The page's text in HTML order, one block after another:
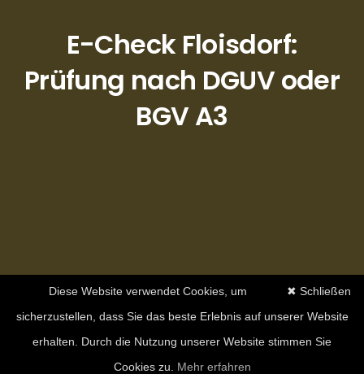
E-Check Floisdorf:
Prüfung nach DGUV oder
BGV A3
✖ Schließen
Diese Website verwendet Cookies, um
sicherzustellen, dass Sie das beste Erlebnis auf unserer Website
erhalten. Durch die Nutzung unserer Website stimmen Sie
Cookies zu. Mehr erfahren